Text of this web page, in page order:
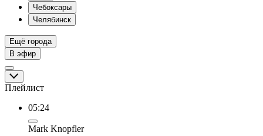
Чебоксары
Челябинск
Ещё города
В эфир
Плейлист
05:24
Mark Knopfler